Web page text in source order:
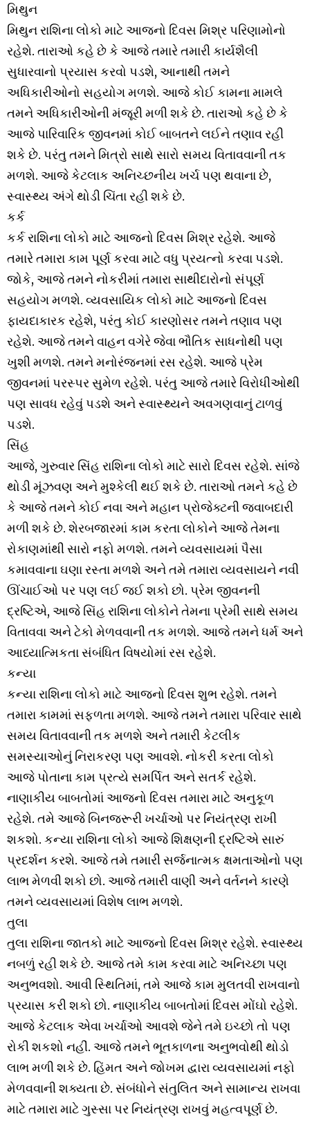
મિથુન
મિથુન રાશિના લોકો માટે આજનો દિવસ મિશ્ર પરિણામોનો
રહેશે. તારાઓ કહે છે કે આજે તમારે તમારી કાર્યશૈલી
સુધારવાનો પ્રયાસ કરવો પડશે, આનાથી તમને
અધિકારીઓનો સહયોગ મળશે. આજે કોઈ કામના મામલે
તમને અધિકારીઓની મંજૂરી મળી શકે છે. તારાઓ કહે છે કે
આજે પારિવારિક જીવનમાં કોઈ બાબતને લઈને તણાવ રહી
શકે છે. પરંતુ તમને મિત્રો સાથે સારો સમય વિતાવવાની તક
મળશે. આજે કેટલાક અનિચ્છનીય ખર્ચ પણ થવાના છે,
સ્વાસ્થ્ય અંગે થોડી ચિંતા રહી શકે છે.
કર્ક
કર્ક રાશિના લોકો માટે આજનો દિવસ મિશ્ર રહેશે. આજે
તમારે તમારા કામ પૂર્ણ કરવા માટે વધુ પ્રયત્નો કરવા પડશે.
જોકે, આજે તમને નોકરીમાં તમારા સાથીદારોનો સંપૂર્ણ
સહયોગ મળશે. વ્યવસાયિક લોકો માટે આજનો દિવસ
ફાયદાકારક રહેશે, પરંતુ કોઈ કારણોસર તમને તણાવ પણ
રહેશે. આજે તમને વાહન વગેરે જેવા ભૌતિક સાધનોથી પણ
ખુશી મળશે. તમને મનોરંજનમાં રસ રહેશે. આજે પ્રેમ
જીવનમાં પરસ્પર સુમેળ રહેશે. પરંતુ આજે તમારે વિરોધીઓથી
પણ સાવધ રહેવું પડશે અને સ્વાસ્થ્યને અવગણવાનું ટાળવું
પડશે.
સિંહ
આજે, ગુરુવાર સિંહ રાશિના લોકો માટે સારો દિવસ રહેશે. સાંજે
થોડી મૂંઝવણ અને મુશ્કેલી થઈ શકે છે. તારાઓ તમને કહે છે
કે આજે તમને કોઈ નવા અને મહાન પ્રોજેક્ટની જવાબદારી
મળી શકે છે. શેરબજારમાં કામ કરતા લોકોને આજે તેમના
રોકાણમાંથી સારો નફો મળશે. તમને વ્યવસાયમાં પૈસા
કમાવવાના ઘણા રસ્તા મળશે અને તમે તમારા વ્યવસાયને નવી
ઊંચાઈઓ પર પણ લઈ જઈ શકો છો. પ્રેમ જીવનની
દ્રષ્ટિએ, આજે સિંહ રાશિના લોકોને તેમના પ્રેમી સાથે સમય
વિતાવવા અને ટેકો મેળવવાની તક મળશે. આજે તમને ધર્મ અને
આધ્યાત્મિકતા સંબંધિત વિષયોમાં રસ રહેશે.
કન્યા
કન્યા રાશિના લોકો માટે આજનો દિવસ શુભ રહેશે. તમને
તમારા કામમાં સફળતા મળશે. આજે તમને તમારા પરિવાર સાથે
સમય વિતાવવાની તક મળશે અને તમારી કેટલીક
સમસ્યાઓનું નિરાકરણ પણ આવશે. નોકરી કરતા લોકો
આજે પોતાના કામ પ્રત્યે સમર્પિત અને સતર્ક રહેશે.
નાણાકીય બાબતોમાં આજનો દિવસ તમારા માટે અનુકૂળ
રહેશે. તમે આજે બિનજરૂરી ખર્ચાઓ પર નિયંત્રણ રાખી
શકશો. કન્યા રાશિના લોકો આજે શિક્ષણની દ્રષ્ટિએ સારું
પ્રદર્શન કરશે. આજે તમે તમારી સર્જનાત્મક ક્ષમતાઓનો પણ
લાભ મેળવી શકો છો. આજે તમારી વાણી અને વર્તનને કારણે
તમને વ્યવસાયમાં વિશેષ લાભ મળશે.
તુલા
તુલા રાશિના જાતકો માટે આજનો દિવસ મિશ્ર રહેશે. સ્વાસ્થ્ય
નબળું રહી શકે છે. આજે તમે કામ કરવા માટે અનિચ્છા પણ
અનુભવશો. આવી સ્થિતિમાં, તમે આજે કામ મુલતવી રાખવાનો
પ્રયાસ કરી શકો છો. નાણાકીય બાબતોમાં દિવસ મોંઘો રહેશે.
આજે કેટલાક એવા ખર્ચાઓ આવશે જેને તમે ઇચ્છો તો પણ
રોકી શકશો નહીં. આજે તમને ભૂતકાળના અનુભવોથી થોડો
લાભ મળી શકે છે. હિંમત અને જોખમ દ્વારા વ્યવસાયમાં નફો
મેળવવાની શક્યતા છે. સંબંધોને સંતુલિત અને સામાન્ય રાખવા
માટે તમારા માટે ગુસ્સા પર નિયંત્રણ રાખવું મહત્વપૂર્ણ છે.